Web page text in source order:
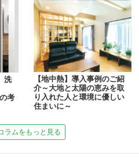
洗
考
【地中熱】導入事例のご紹
介～大地と太陽の恵みを取
り入れた人と環境に優しい
住まいに～
ラムをもっと見る